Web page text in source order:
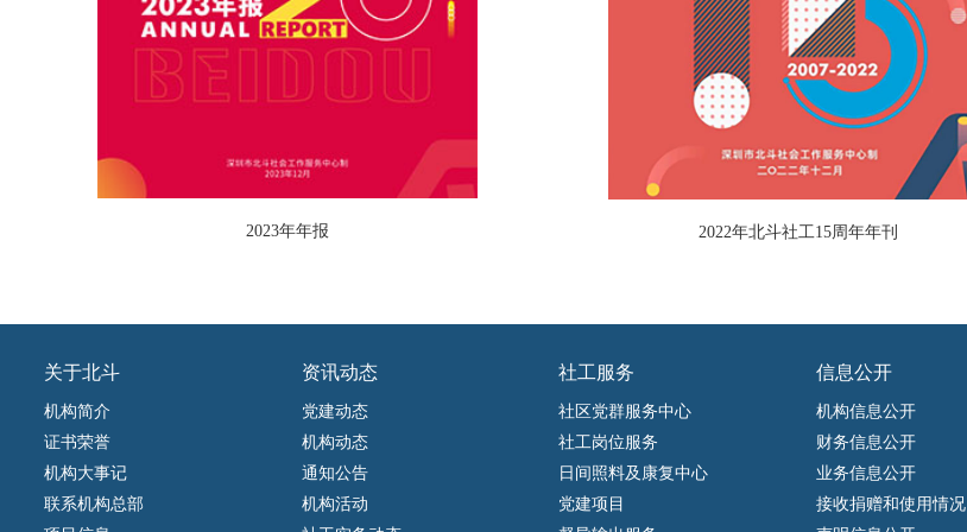
2023年年报 2022年北斗社工15周年年刊
关于北斗
机构简介
证书荣誉
机构大事记
联系机构总部
资讯动态
党建动态
机构动态
通知公告
机构活动
社工服务
社区党群服务中心
社工岗位服务
日间照料及康复中心
党建项目
信息公开
机构信息公开
财务信息公开
业务信息公开
接收捐赠和使用情况